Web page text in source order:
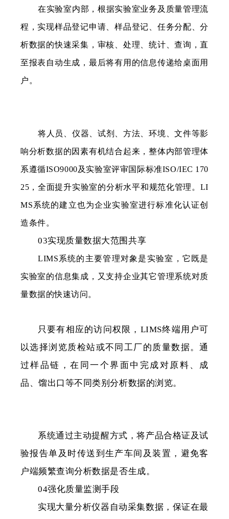
在实验室内部，根据实验室业务及质量管理流
程，实现样品登记申请、样品登记、任务分配、分
析数据的快速采集，审核、处理、统计、查询，直
至报表自动生成，最后将有用的信息传递给桌面用
户。
将人员、仪器、试剂、方法、环境、文件等影
响分析数据的因素有机结合起来，整体内部管理体
系遵循ISO9000及实验室评审国际标准ISO/IEC 170
25，全面提升实验室的分析水平和规范化管理。LI
MS系统的建立也为企业实验室进行标准化认证创
造条件。
03实现质量数据大范围共享
LIMS系统的主要管理对象是实验室，它既是
实验室的信息集成，又支持企业其它管理系统对质
量数据的快速访问。
只要有相应的访问权限，LIMS终端用户可
以选择浏览质检站或不同工厂的质量数据。通
过样品链，在同一个界面中完成对原料、成
品、馏出口等不同类别分析数据的浏览。
系统通过主动提醒方式，将产品合格证及试
验报告单及时传送到生产车间及装置，避免客
户端频繁查询分析数据是否生成。
04强化质量监测手段
实现大量分析仪器自动采集数据，保证在最